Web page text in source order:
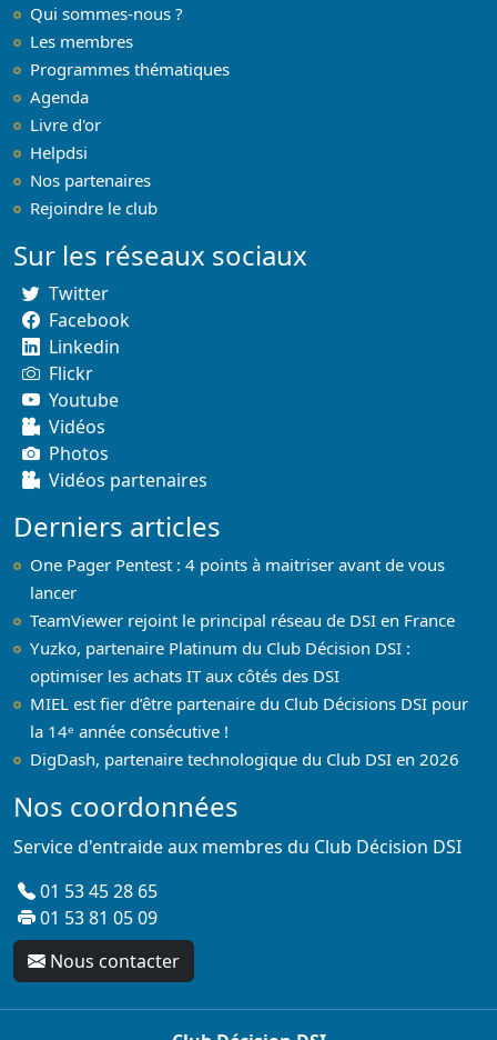
Qui sommes-nous ?
Les membres
Programmes thématiques
Agenda
Livre d'or
Helpdsi
Nos partenaires
Rejoindre le club
Sur les réseaux sociaux
Twitter
Facebook
Linkedin
Flickr
Youtube
Vidéos
Photos
Vidéos partenaires
Derniers articles
One Pager Pentest : 4 points à maitriser avant de vous
lancer
TeamViewer rejoint le principal réseau de DSI en France
Yuzko, partenaire Platinum du Club Décision DSI :
optimiser les achats IT aux côtés des DSI
MIEL est fier d’être partenaire du Club Décisions DSI pour
la 14ᵉ année consécutive !
DigDash, partenaire technologique du Club DSI en 2026
Nos coordonnées
Service d'entraide aux membres du Club Décision DSI
01 53 45 28 65
01 53 81 05 09
Nous contacter